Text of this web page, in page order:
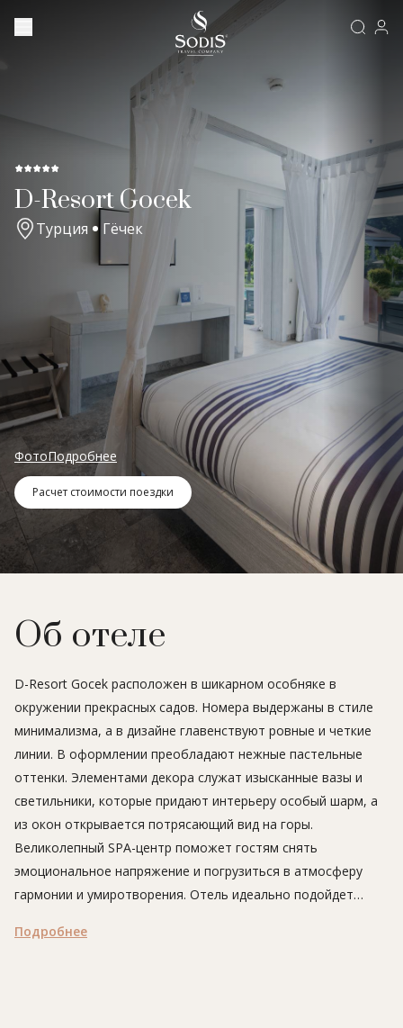
D-Resort Gocek
Турция Гёчек
ФотоПодробнее
Расчет стоимости поездки
Об отеле
D-Resort Gocek расположен в шикарном особняке в
окружении прекрасных садов. Номера выдержаны в стиле
минимализма, а в дизайне главенствуют ровные и четкие
линии. В оформлении преобладают нежные пастельные
оттенки. Элементами декора служат изысканные вазы и
светильники, которые придают интерьеру особый шарм, а
из окон открывается потрясающий вид на горы.
Великолепный SPA-центр поможет гостям снять
эмоциональное напряжение и погрузиться в атмосферу
гармонии и умиротворения. Отель идеально подойдет
Подробнее